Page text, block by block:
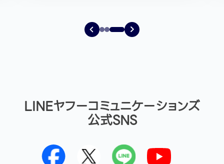
LINEヤフーコミュニケーションズ
公式SNS